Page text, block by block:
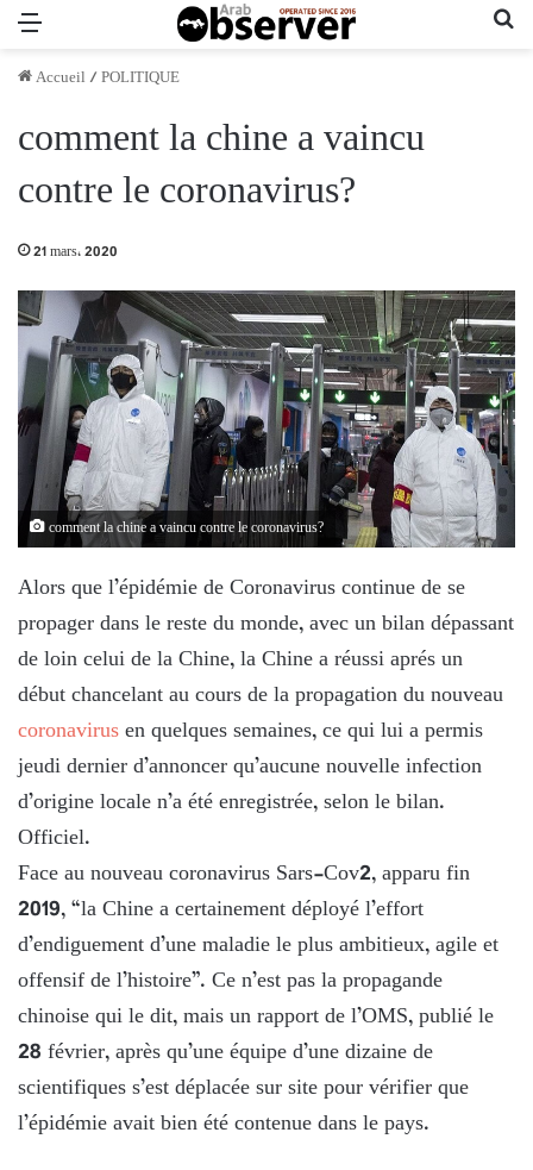
Accueil /POLITIQUE
comment la chine a vaincu
contre le coronavirus?
21 mars، 2020
comment la chine a vaincu contre le coronavirus?
Alors que l’épidémie de Coronavirus continue de se
propager dans le reste du monde, avec un bilan dépassant
de loin celui de la Chine, la Chine a réussi aprés un
début chancelant au cours de la propagation du nouveau
coronavirusen quelques semaines, ce qui lui a permis
jeudi dernier d’annoncer qu’aucune nouvelle infection
d’origine locale n’a été enregistrée, selon le bilan.
Officiel.
Face au nouveau coronavirus Sars-Cov2, apparu fin
2019, “la Chine a certainement déployé l’effort
d’endiguement d’une maladie le plus ambitieux, agile et
offensif de l’histoire”. Ce n’est pas la propagande
chinoise qui le dit, mais un rapport de l’OMS, publié le
28 février, après qu’une équipe d’une dizaine de
scientifiques s’est déplacée sur site pour vérifier que
l’épidémie avait bien été contenue dans le pays.